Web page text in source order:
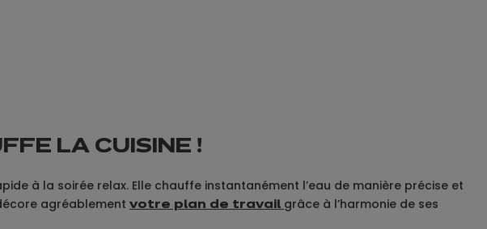
LA CUISINE !
à la soirée relax. Elle chauffe instantanément l’eau de manière précise et
agréablement votre plan de travail grâce à l’harmonie de ses